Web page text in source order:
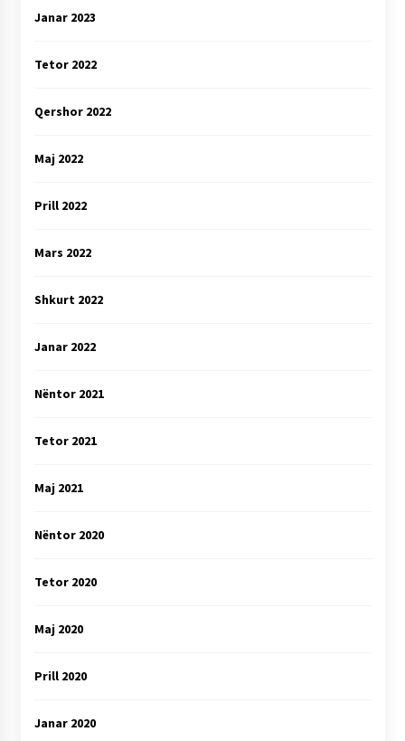
Janar 2023
Tetor 2022
Qershor 2022
Maj 2022
Prill 2022
Mars 2022
Shkurt 2022
Janar 2022
Nëntor 2021
Tetor 2021
Maj 2021
Nëntor 2020
Tetor 2020
Maj 2020
Prill 2020
Janar 2020